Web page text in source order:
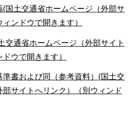
国土交通省ホームページ（外部サ
ンドウで開きます）
交通省ホームページ（外部サイト
ウで開きます）
書および同（参考資料）(国土交
サイトへリンク）（別ウィンド